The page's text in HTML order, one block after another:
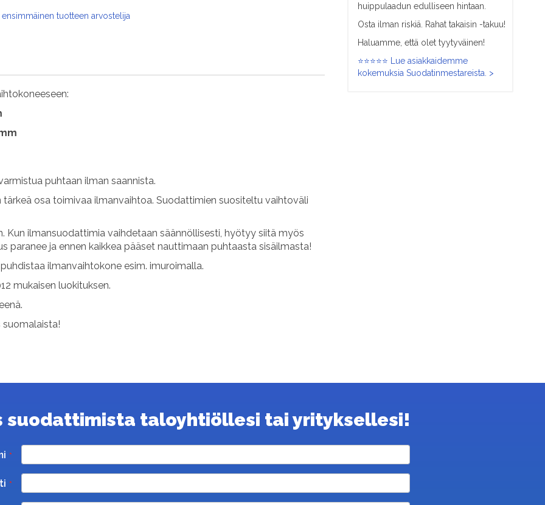
ensimmäinen tuotteen arvostelija
puhtaan ilman saannista.
osa toimivaa ilmanvaihtoa. Suodattimien suositeltu vaihtoväli
Kun ilmansuodattimia vaihdetaan säännöllisesti, hyötyy siitä myös
paranee ja ennen kaikkea pääset nauttimaan puhtaasta sisäilmasta!
ilmanvaihtokone esim. imuroimalla.
mukaisen luokituksen.
huippulaadun edulliseen hintaan.
Osta ilman riskiä. Rahat takaisin -takuu!
Haluamme, että olet tyytyväinen!
⭐⭐⭐⭐⭐ Lue asiakkaidemme
kokemuksia Suodatinmestareista. >
suodattimista taloyhtiöllesi tai yrityksellesi!